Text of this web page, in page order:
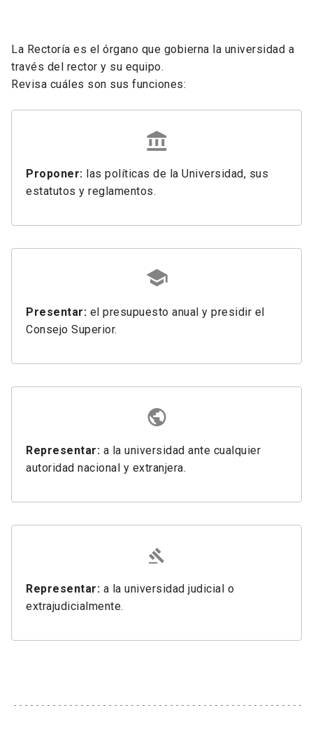
La Rectoría es el órgano que gobierna la universidad a
través del rector y su equipo.
Revisa cuáles son sus funciones:
Proponer: las políticas de la Universidad, sus
estatutos y reglamentos.
Presentar: el presupuesto anual y presidir el
Consejo Superior.
Representar: a la universidad ante cualquier
autoridad nacional y extranjera.
Representar: a la universidad judicial o
extrajudicialmente.